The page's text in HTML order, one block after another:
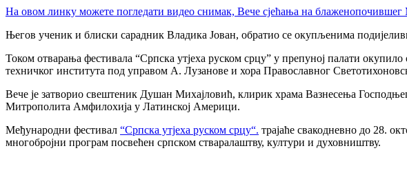
На овом линку можете погледати видео снимак, Вече сјећања на
Његов ученик и блиски сарадник Владика Јован, обратио се окупљенима
Током отварања фестивала “Српска утјеха руском срцу” у препуној палати
техничког института под управом А. Лузанове и хора Православног
Вече је затворио свештеник Душан Михајловић, клирик храма Вазнесења
Митрополита Амфилохија у Латинској Америци.
Међународни фестивал “Српска утјеха руском срцу“. трајаће свакодневно до 28.
многобројни програм посвећен српском стваралаштву, култури и духовништву.